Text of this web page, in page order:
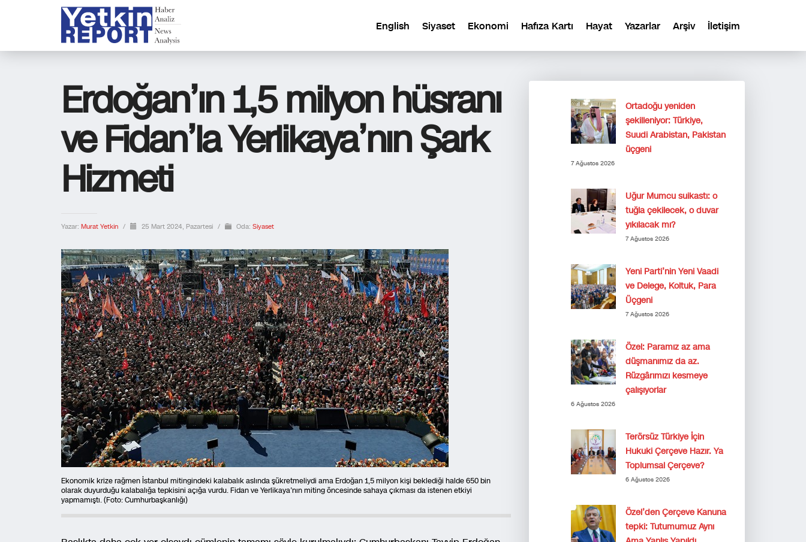
English Siyaset Ekonomi Hafıza Kartı Hayat Yazarlar Arşiv İletişim
Erdoğan’ın 1,5 milyon hüsranı
ve Fidan’la Yerlikaya’nın Şark
Hizmeti
Yazar: Murat Yetkin / 25 Mart 2024, Pazartesi / Oda: Siyaset
Ekonomik krize rağmen İstanbul mitingindeki kalabalık aslında şükretmeliydi ama Erdoğan 1,5 milyon kişi beklediği halde 650 bin
olarak duyurduğu kalabalığa tepkisini açığa vurdu. Fidan ve Yerlikaya’nın miting öncesinde sahaya çıkması da istenen etkiyi
yapmamıştı. (Foto: Cumhurbaşkanlığı)
Ortadoğu yeniden
şekilleniyor: Türkiye,
Suudi Arabistan, Pakistan
üçgeni
7 Ağustos 2026
Uğur Mumcu suikastı: o
tuğla çekilecek, o duvar
yıkılacak mı?
7 Ağustos 2026
Yeni Parti’nin Yeni Vaadi
ve Delege, Koltuk, Para
Üçgeni
7 Ağustos 2026
Özel: Paramız az ama
düşmanımız da az.
Rüzgârımızı kesmeye
çalışıyorlar
6 Ağustos 2026
Terörsüz Türkiye İçin
Hukuki Çerçeve Hazır. Ya
Toplumsal Çerçeve?
6 Ağustos 2026
Özel’den Çerçeve Kanuna
tepki: Tutumumuz Aynı